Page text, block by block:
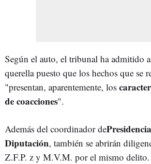
Según el auto, el tribunal ha admitido
querella puesto que los hechos que se
"presentan, aparentemente, los
de coacciones".
Además del coordinador de
Diputación, también se abrirán
Z.F.P. z y M.V.M. por el mismo delito.